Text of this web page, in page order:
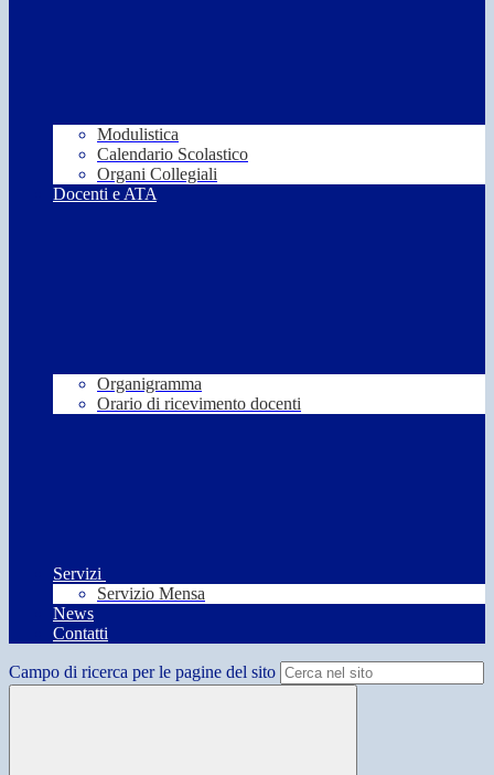
Modulistica
Calendario Scolastico
Organi Collegiali
Docenti e ATA
Organigramma
Orario di ricevimento docenti
Servizi
Servizio Mensa
News
Contatti
Campo di ricerca per le pagine del sito